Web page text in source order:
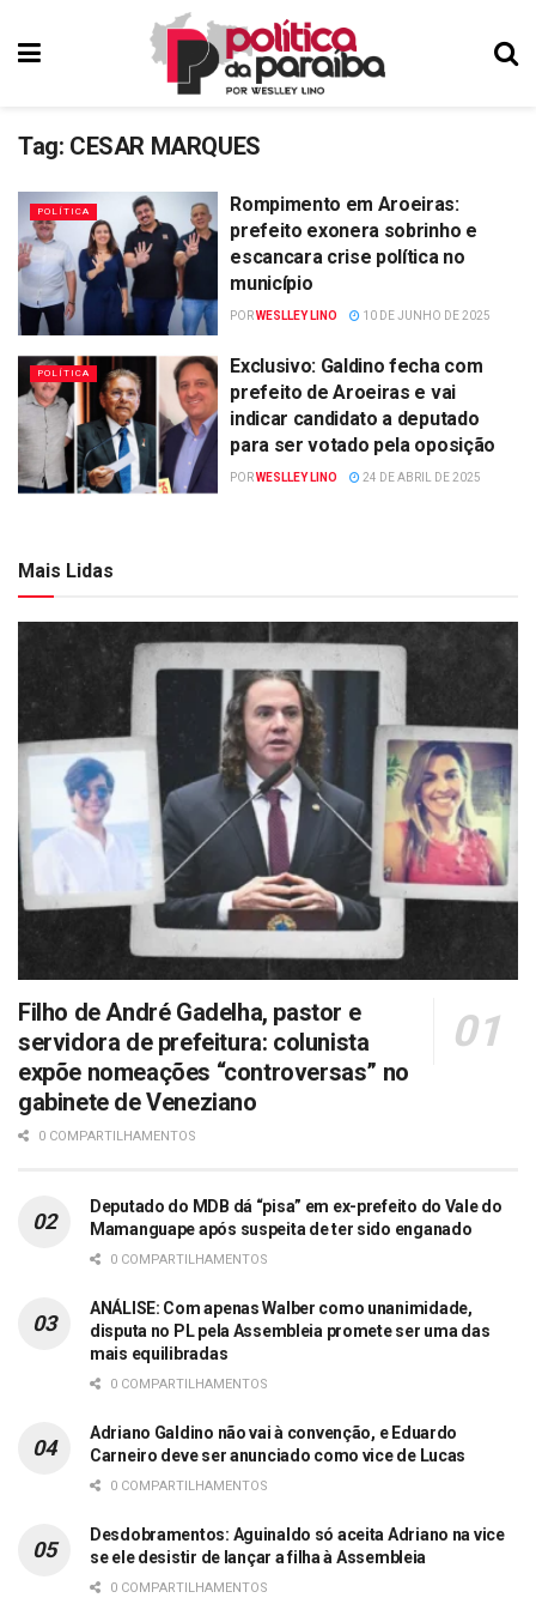
Tag: CESAR MARQUES
POLÍTICA
Rompimento em Aroeiras:
prefeito exonera sobrinho e
escancara crise política no
município
PORWESLLEY LINO 10 DE JUNHO DE 2025
POLÍTICA
Exclusivo: Galdino fecha com
prefeito de Aroeiras e vai
indicar candidato a deputado
para ser votado pela oposição
PORWESLLEY LINO 24 DE ABRIL DE 2025
Mais Lidas
Filho de André Gadelha, pastor e
servidora de prefeitura: colunista
expõe nomeações “controversas” no
gabinete de Veneziano
0 COMPARTILHAMENTOS
Deputado do MDB dá “pisa” em ex-prefeito do Vale do
Mamanguape após suspeita de ter sido enganado
0 COMPARTILHAMENTOS
ANÁLISE: Com apenas Walber como unanimidade,
disputa no PL pela Assembleia promete ser uma das
mais equilibradas
0 COMPARTILHAMENTOS
Adriano Galdino não vai à convenção, e Eduardo
Carneiro deve ser anunciado como vice de Lucas
0 COMPARTILHAMENTOS
Desdobramentos: Aguinaldo só aceita Adriano na vice
se ele desistir de lançar a filha à Assembleia
0 COMPARTILHAMENTOS